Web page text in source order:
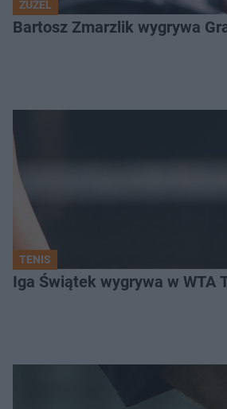
ŻUŻEL
Bartosz Zmarzlik wygrywa
TENIS
Iga Świątek wygrywa w WTA